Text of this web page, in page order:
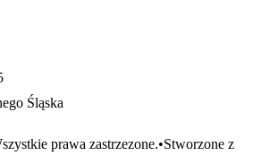
Śląska
prawa zastrzezone.•Stworzone z